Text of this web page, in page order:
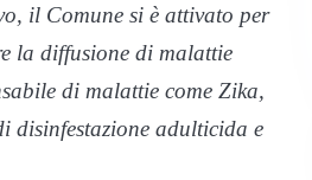
il Comune si è attivato per
la diffusione di malattie
di malattie come Zika,
disinfestazione adulticida e